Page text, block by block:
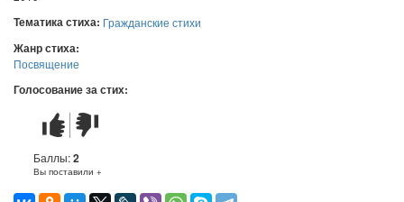
Тематика стиха: Гражданские стихи
Жанр стиха:
Посвящение
Голосование за стих:
Стих
понравился
Стих
не
понравился
Баллы:2
Вы поставили +